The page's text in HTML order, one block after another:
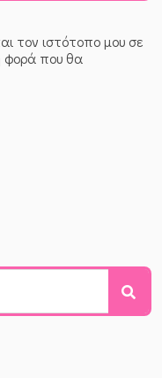
τον ιστότοπο μου σε
φορά που θα